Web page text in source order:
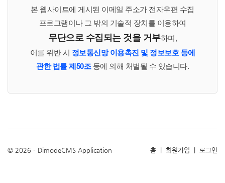
본 웹사이트에 게시된 이메일 주소가 전자우편 수집
프로그램이나 그 밖의 기술적 장치를 이용하여
무단으로 수집되는 것을 거부하며,
이를 위반 시 정보통신망 이용촉진 및 정보보호 등에
관한 법률 제50조등에 의해 처벌될 수 있습니다.
© 2026 - DimodeCMS Application 홈 회원가입 로그인